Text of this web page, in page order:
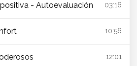
- Autoevaluación 03:16
10:56
12:01